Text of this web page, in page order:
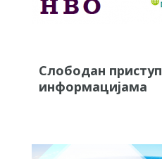
Слободан приступ
информацијама